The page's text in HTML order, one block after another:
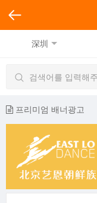
深圳
프리미엄 배너광고